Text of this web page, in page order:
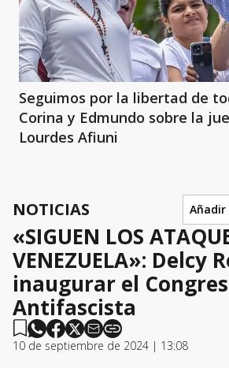
Seguimos por la libertad de
Corina y Edmundo sobre la
Lourdes Afiuni
NOTICIAS
«SIGUEN LOS
VENEZUELA»: Delcy
inaugurar el
Antifascista
10 de septiembre de 2024 | 13:08